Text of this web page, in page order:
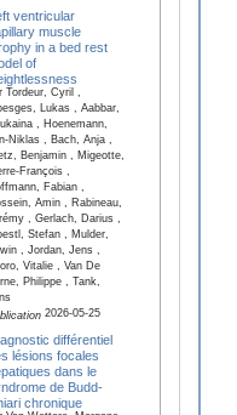
ventricular
muscle
in a bed rest
of
Tordeur, Cyril ,
Lukas , Aabbar,
, Hoenemann,
Niklas , Bach, Anja ,
Benjamin , Migeotte,
François ,
Fabian ,
Amin , Rabineau,
, Gerlach, Darius ,
Stefan , Mulder,
, Jordan, Jens ,
Vitalie , Van De
Philippe , Tank,
2026-05-25
différentiel
lésions focales
dans le
de Budd-
chronique